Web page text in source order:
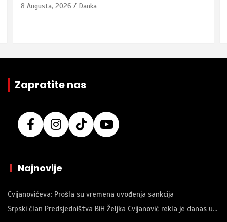
8 Augusta, 2026 Danka
Zapratite nas
| Najnovije
Cvijanovićeva: Prošla su vremena uvođenja sankcija
Srpski član Predsjedništva BiH Željka Cvijanović rekla je danas u…